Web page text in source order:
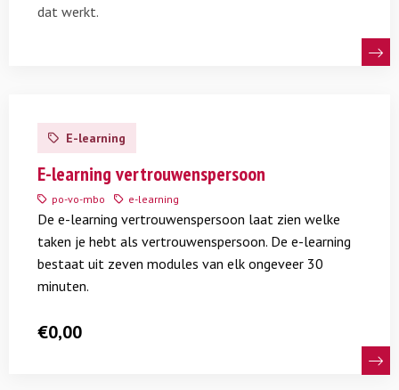
dat werkt.
meer
learning
vertrouwenspersoon
E-learning
E-learning vertrouwenspersoon
po-vo-mbo e-learning
De e-learning vertrouwenspersoon laat zien welke
taken je hebt als vertrouwenspersoon. De e-learning
bestaat uit zeven modules van elk ongeveer 30
minuten.
€0,00